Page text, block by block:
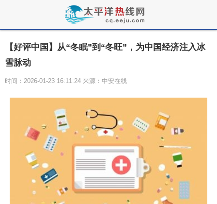
【好评中国】从“冬眠”到“冬旺”，为中国经济注入冰
雪脉动
时间：2026-01-23 16:11:24 来源：中安在线